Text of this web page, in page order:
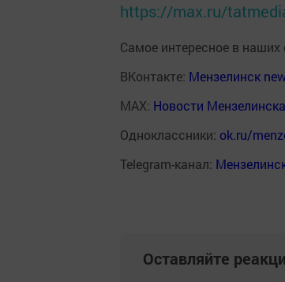
https://max.ru/
Самое интересное в
ВКонтакте: Мензелинск
MAX: Новости
Одноклассники: ok.ru/
Telegram-канал:
Оставляйте